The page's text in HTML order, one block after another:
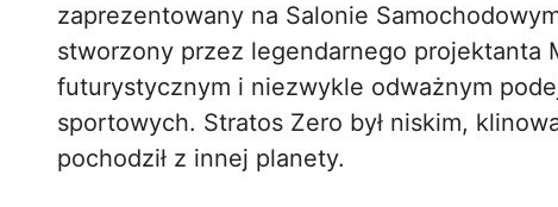
zaprezentowany na Salonie
stworzony przez legendarnego projektanta
futurystycznym i niezwykle odważnym
sportowych. Stratos Zero był niskim,
pochodził z innej planety.